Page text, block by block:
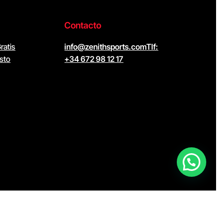
Contacto
info@zenithsports.comTlf:
+34 672 98 12 17